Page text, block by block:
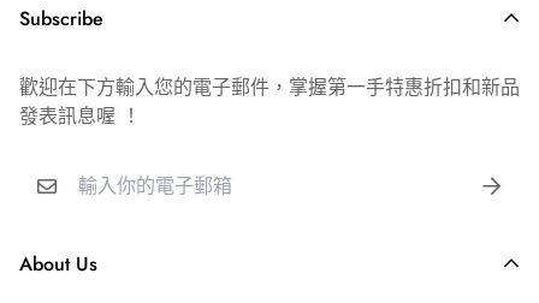
乳膠空飄球室內漂浮時間約6-8小時
耐久空飄球室內漂浮時間約7~10天
建議活動前30分鐘至1小時內充氣，請勿提前隔夜充氣
【安全提醒】
氦氣易熱脹冷縮，請勿將空飄氣球放置於悶熱、太陽曝曬處
📦 出貨時間｜週一～六（例假日順延）
📍 配送範圍｜台灣本島（不含離島及郵政信箱）
📞 客服時間｜週一～五 09:00-19:00
✅ 全館消費滿 $4,000 免運費
超商店到店運費 $65 元
Subscribe
歡迎在下方輸入您的電子郵件，掌握第一手特惠折扣和新品
發表訊息喔 ！
About Us